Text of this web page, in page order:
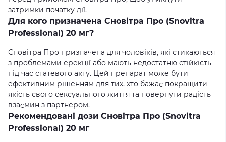
затримки початку дії.
Для кого призначена Сновітра Про (Snovitra
Professional) 20 мг?
Сновітра Про призначена для чоловіків, які стикаються
з проблемами ерекції або мають недостатню стійкість
під час статевого акту. Цей препарат може бути
ефективним рішенням для тих, хто бажає покращити
якість свого сексуального життя та повернути радість
взаємин з партнером.
Рекомендовані дози Сновітра Про (Snovitra
Professional) 20 мг